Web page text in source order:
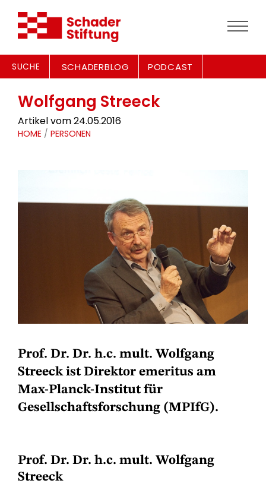
SUCHE SCHADERBLOG PODCAST
Wolfgang Streeck
Artikel vom 24.05.2016
HOME / PERSONEN
Prof. Dr. Dr. h.c. mult. Wolfgang
Streeck ist Direktor emeritus am
Max-Planck-Institut für
Gesellschaftsforschung (MPIfG).
Prof. Dr. Dr. h.c. mult. Wolfgang
Streeck